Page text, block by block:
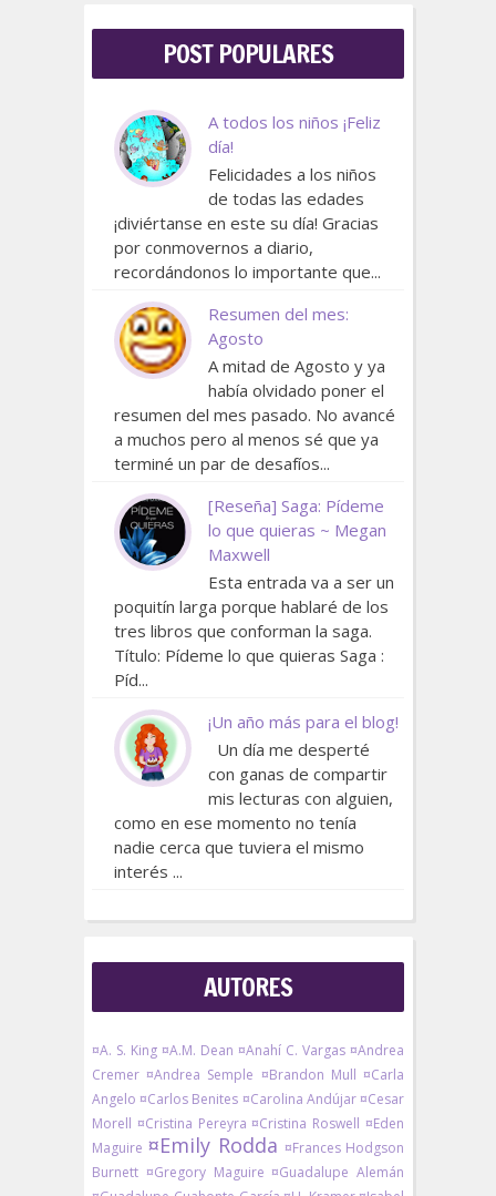
POST POPULARES
A todos los niños ¡Feliz
día!
Felicidades a los niños
de todas las edades
¡diviértanse en este su día! Gracias
por conmovernos a diario,
recordándonos lo importante que...
Resumen del mes:
Agosto
A mitad de Agosto y ya
había olvidado poner el
resumen del mes pasado. No avancé
a muchos pero al menos sé que ya
terminé un par de desafíos...
[Reseña] Saga: Pídeme
lo que quieras ~ Megan
Maxwell
Esta entrada va a ser un
poquitín larga porque hablaré de los
tres libros que conforman la saga.
Título: Pídeme lo que quieras Saga :
Píd...
¡Un año más para el blog!
Un día me desperté
con ganas de compartir
mis lecturas con alguien,
como en ese momento no tenía
nadie cerca que tuviera el mismo
interés ...
AUTORES
¤A. S. King ¤A.M. Dean ¤Anahí C. Vargas ¤Andrea
Cremer ¤Andrea Semple ¤Brandon Mull ¤Carla
Angelo ¤Carlos Benites ¤Carolina Andújar ¤Cesar
Morell ¤Cristina Pereyra ¤Cristina Roswell ¤Eden
Maguire ¤Emily Rodda ¤Frances Hodgson
Burnett ¤Gregory Maguire ¤Guadalupe Alemán